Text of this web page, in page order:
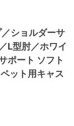
ショルダーサ
L型肘／ホワイ
ポート ソフト
ット用キャス